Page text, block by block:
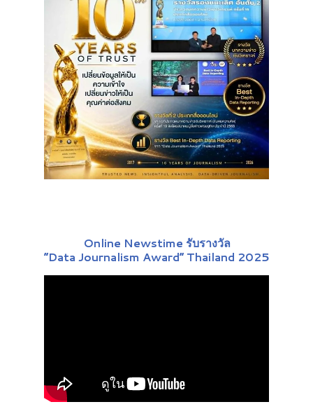
Online Newstime รับรางวัล
“Data Journalism Award” Thailand 2025